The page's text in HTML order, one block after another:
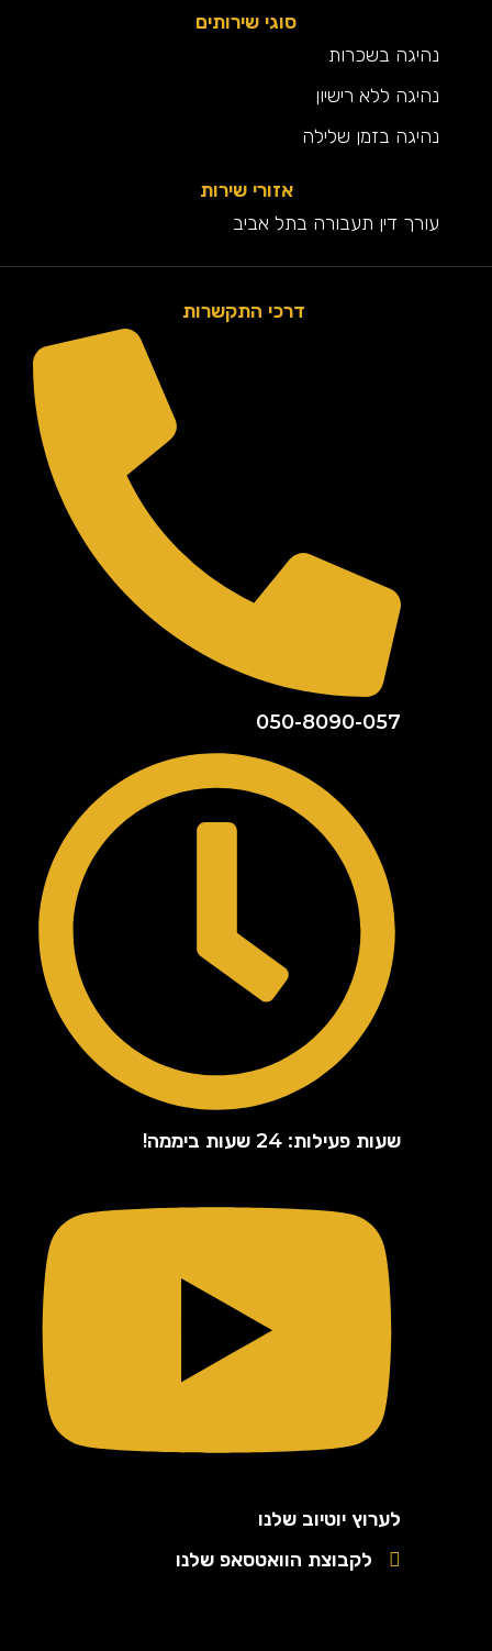
סוגי שירותים
נהיגה בשכרות
נהיגה ללא רישיון
נהיגה בזמן שלילה
אזורי שירות
עורך דין תעבורה בתל אביב
דרכי התקשרות
050-8090-057
שעות פעילות: 24 שעות ביממה!
לערוץ יוטיוב שלנו
לקבוצת הוואטסאפ שלנו